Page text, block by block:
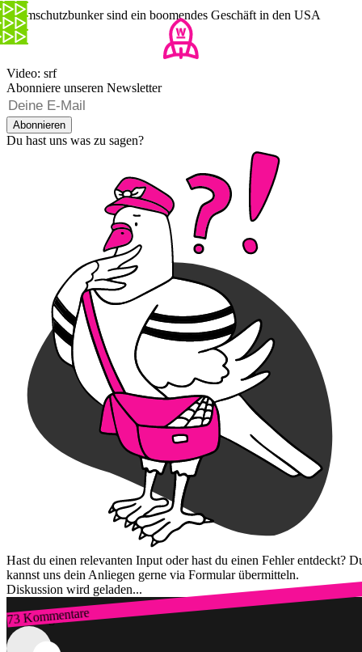
Atomschutzbunker sind ein boomendes Geschäft in den USA
Video: srf
Abonniere unseren Newsletter
Abonnieren
Du hast uns was zu sagen?
Hast du einen relevanten Input oder hast du einen Fehler entdeckt?
kannst uns dein Anliegen gerne via Formular übermitteln.
Diskussion wird geladen...
73 Kommentare
Zum Login